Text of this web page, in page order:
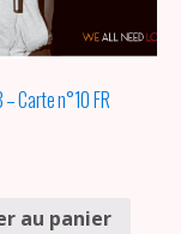
Carte n°10 FR
au panier